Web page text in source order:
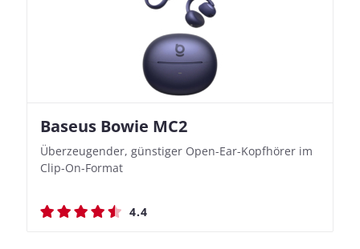
Baseus Bowie MC2
Überzeugender, günstiger Open-Ear-Kopfhörer im
Clip-On-Format
4.4
Nothing Ear (3a)
Bassbetonte True Wireless In-Ears mit cleveren
Aufnahmefunktionen
4.4
JBL Live 780NC
Stylischer Over-Ear mit sattem Klang und
beeindruckender Ausdauer
4.5
JBL Live 780NC
Stylischer Over-Ear mit sattem Klang und
beeindruckender Ausdauer
4.5